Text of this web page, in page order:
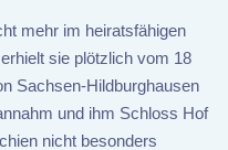
mehr im heiratsfähigen
sie plötzlich vom 18
Sachsen-Hildburghausen
und ihm Schloss Hof
nicht besonders